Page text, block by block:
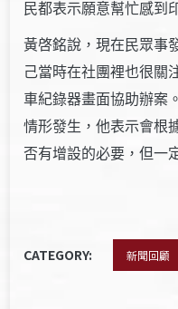
民都表示願意幫忙感到
黃啓銘說，現在民眾事
己當時在社團裡也很關
車紀錄器畫面協助辦案
情形發生，他表示會根
否有增設的必要，但一
CATEGORY: 新聞回顧